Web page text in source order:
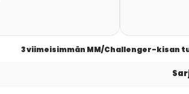
3 viimeisimmän MM/Challenger-kisan